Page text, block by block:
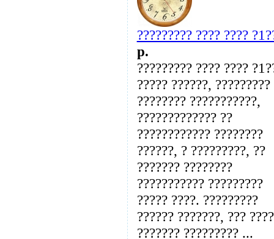
????????? ???? ????
p.
????????? ???? ????
????? ??????, ?????????
???????? ???????????,
????????????? ??
???????????? ????????
??????, ? ?????????, ??
??????? ????????
??????????? ?????????
????? ????. ?????????
?????? ???????, ???
??????? ????????? ...